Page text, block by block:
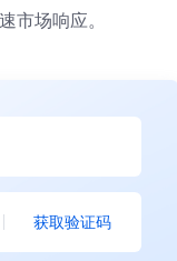
市场响应。
获取验证码